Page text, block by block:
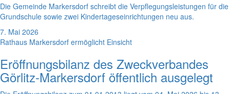
Die Gemeinde Markersdorf schreibt die Verpflegungsleistungen für die
Grundschule sowie zwei Kindertageseinrichtungen neu aus.
7. Mai 2026
Rathaus Markersdorf ermöglicht Einsicht
Eröffnungsbilanz des Zweckverbandes
Görlitz-Markersdorf öffentlich ausgelegt